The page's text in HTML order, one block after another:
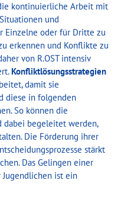
kontinuierliche Arbeit mit
und
Einzelne oder für Dritte zu
erkennen und Konflikte zu
von R.OST intensiv
Konfliktlösungsstrategien
damit sie
diese in folgenden
So können die
dabei begeleitet werden,
Die Förderung ihrer
stärkt
Das Gelingen einer
ist ein